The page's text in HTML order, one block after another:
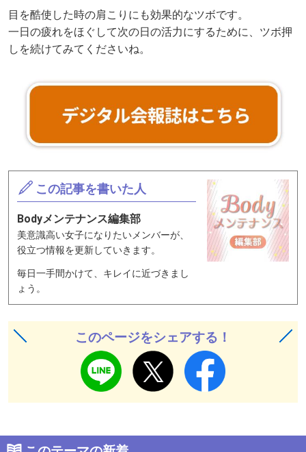
目を酷使した時の肩こりにも効果的なツボです。
一日の疲れをほぐして次の日の活力にするために、ツボ押
しを続けてみてくださいね。
この記事を書いた人
Bodyメンテナンス編集部
美意識高い女子になりたいメンバーが、
役立つ情報を更新していきます。
毎日一手間かけて、キレイに近づきまし
ょう。
このページをシェアする！